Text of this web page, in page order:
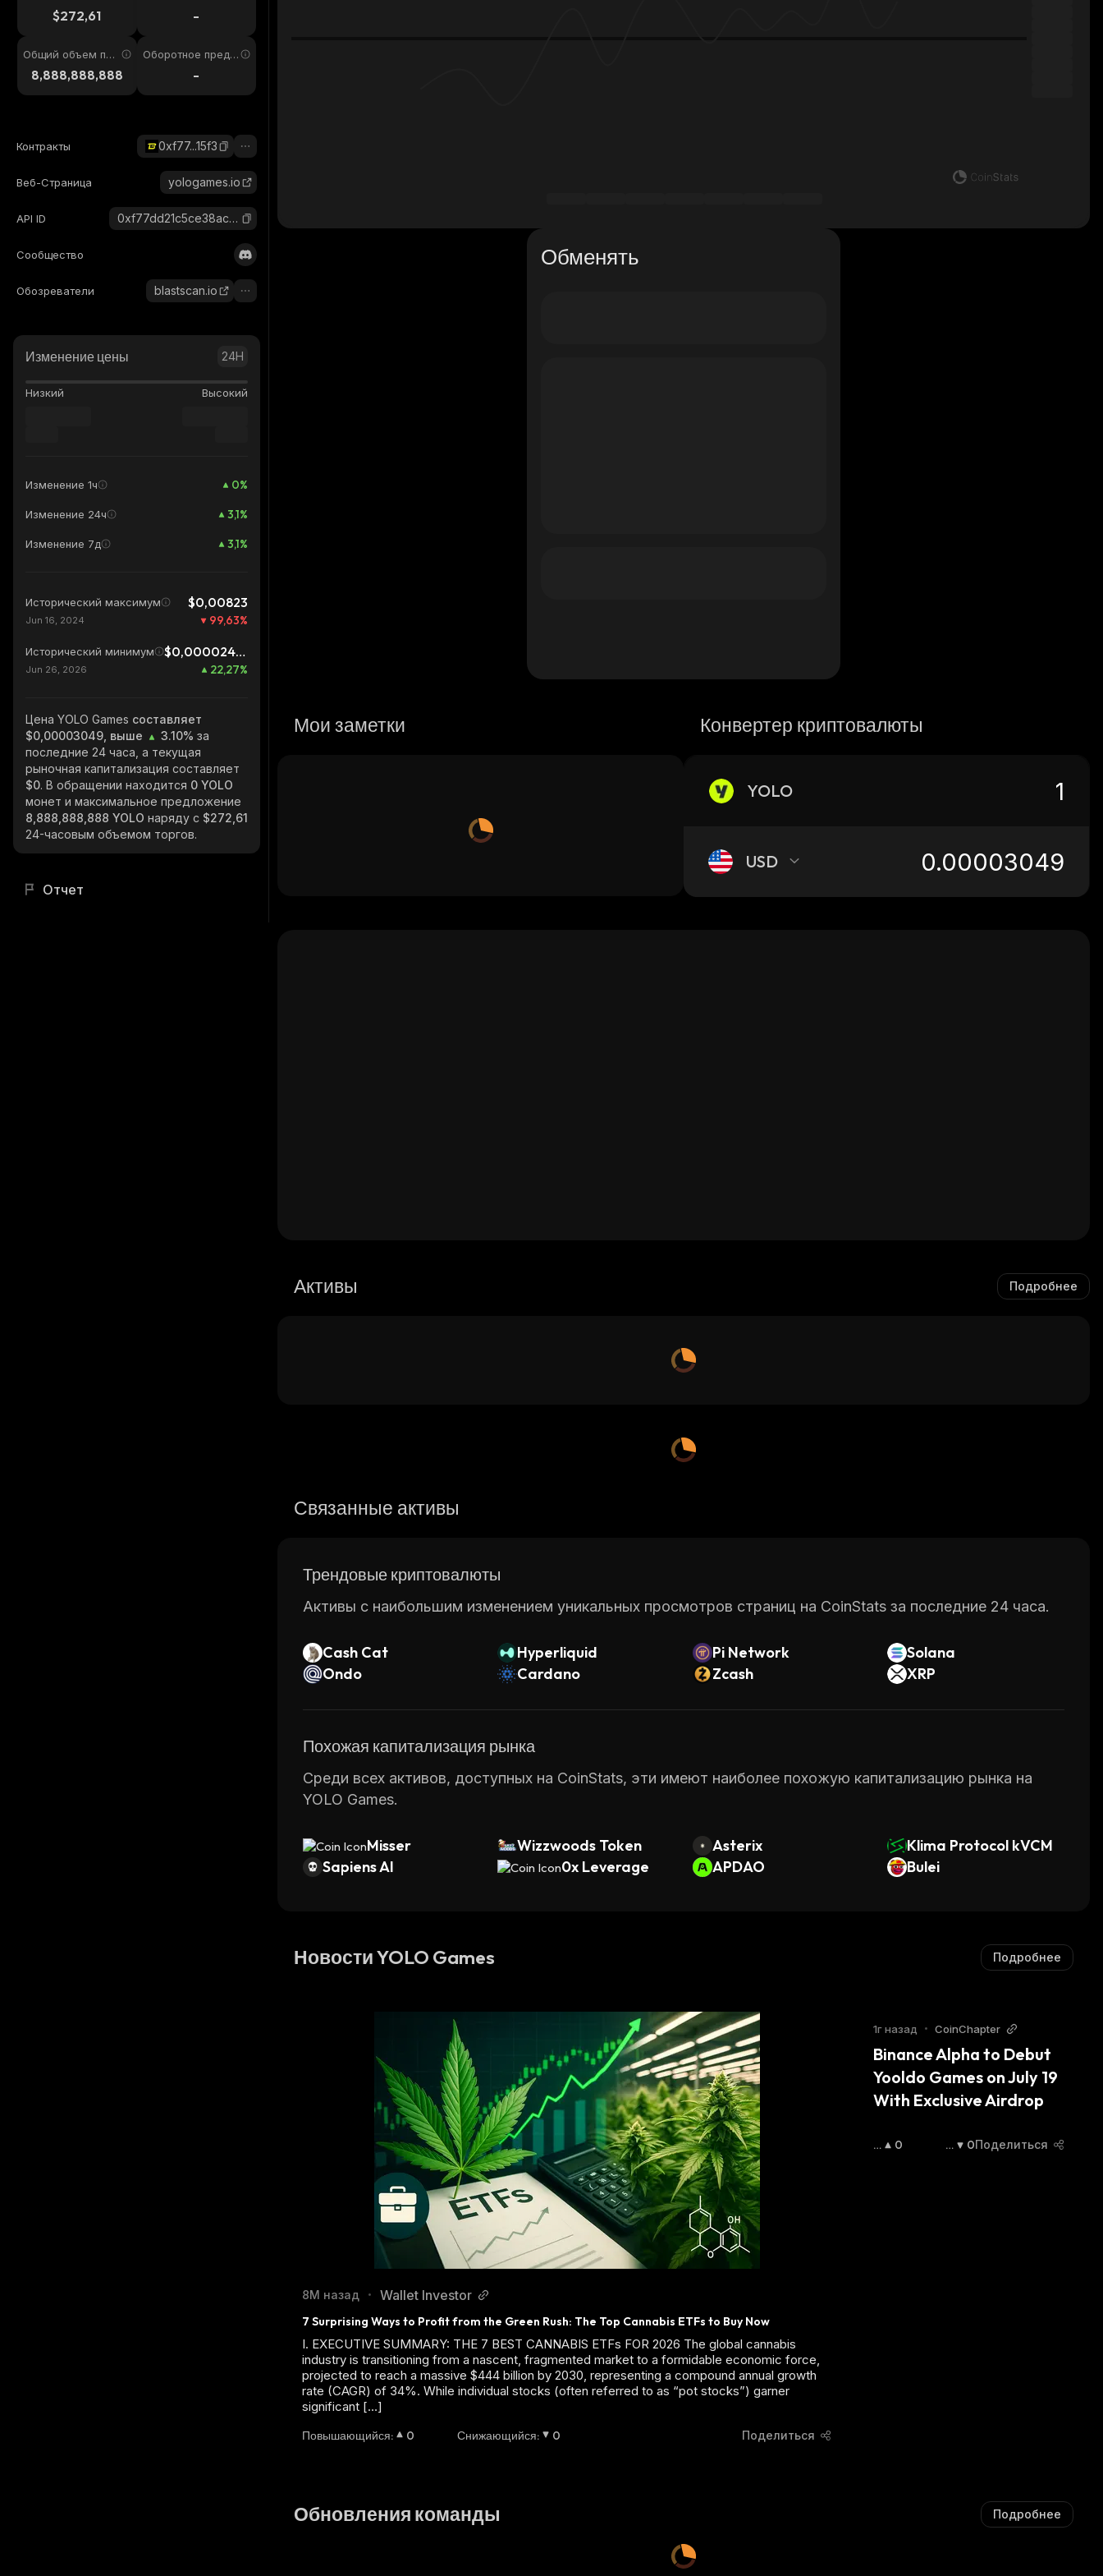
$272,61 -
Общий объем пре
дложения
8,888,888,888
Оборотное предл
-
Контракты 0xf77...15f3
Веб-Страница yologames.io
API ID 0xf77dd21c5ce38ac08786be35ef1d1dec1a6a15f3_blast
Сообщество
Обозреватели blastscan.io
Изменение цены 24H
Низкий Высокий
Изменение 1ч 0%
Изменение 24ч 3,1%
Изменение 7д 3,1%
Исторический максимум $0,00823
Jun 16, 2024 99,63%
Исторический минимум $0,00002494
Jun 26, 2026 22,27%
Цена YOLO Games составляет
$0,00003049, выше
3.10% за
последние 24 часа, а текущая
рыночная капитализация составляет
$0. В обращении находится 0 YOLO
монет и максимальное предложение
8,888,888,888 YOLO наряду с $272,61
24-часовым объемом торгов.
Отчет
Обменять
Мои заметки Конвертер криптовалюты
YOLO
USD
Активы Подробнее
Связанные активы
Трендовые криптовалюты
Активы с наибольшим изменением уникальных просмотров страниц на CoinStats за последние 24 часа.
Cash Cat Hyperliquid Pi Network
Solana
Ondo
Cardano Zcash XRP
Похожая капитализация рынка
Среди всех активов, доступных на CoinStats, эти имеют наиболее похожую капитализацию рынка на
YOLO Games.
Misser Wizzwoods Token Asterix
Klima Protocol kVCM
Sapiens AI
0x Leverage APDAO Bulei
Новости YOLO Games Подробнее
8М назад • Wallet Investor
7 Surprising Ways to Profit from the Green Rush: The Top Cannabis ETFs to Buy Now
I. EXECUTIVE SUMMARY: THE 7 BEST CANNABIS ETFs FOR 2026 The global cannabis
industry is transitioning from a nascent, fragmented market to a formidable economic force,
projected to reach a massive $444 billion by 2030, representing a compound annual growth
rate (CAGR) of 34%. While individual stocks (often referred to as “pot stocks”) garner
significant […]
Повышающийся: 0 Снижающийся: 0 Поделиться
1г назад • CoinChapter
Binance Alpha to Debut
Yooldo Games on July 19
With Exclusive Airdrop
П
0
С
0Поделиться
Обновления команды Подробнее